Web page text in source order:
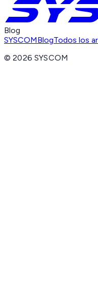
Blog
SYSCOMBlogTodos los
©2026 SYSCOM